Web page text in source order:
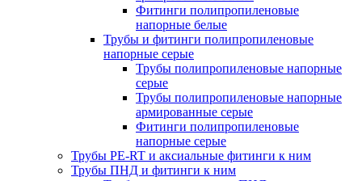
Фитинги полипропиленовые
напорные белые
Трубы и фитинги полипропиленовые
напорные серые
Трубы полипропиленовые напорные
серые
Трубы полипропиленовые напорные
армированные серые
Фитинги полипропиленовые
напорные серые
Трубы PE-RT и аксиальные фитинги к ним
Трубы ПНД и фитинги к ним